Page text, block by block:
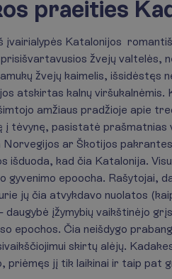
praeities
įvairialypės Katalonijos
žvejų valtelės,
žvejų kaimelis,
atskirtas kalnų
amžiaus pradžioje apie
tėvynę, pasistatė prašmatnias
Norvegijos ar Škotijos
išduoda, kad čia Katalonija.
gyvenimo epoocha. Rašytojai,
jų čia atvykdavo nuolatos
daugybė įžymybių vaikštinėjo
epochos. Čia neišdygo
skirtų alėjų.
priėmęs jį tik laikinai ir taip pat